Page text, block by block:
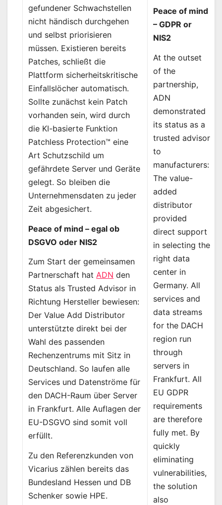
gefundener Schwachstellen
nicht händisch durchgehen
und selbst priorisieren
müssen. Existieren bereits
Patches, schließt die
Plattform sicherheitskritische
Einfallslöcher automatisch.
Sollte zunächst kein Patch
vorhanden sein, wird durch
die KI-basierte Funktion
Patchless Protection™ eine
Art Schutzschild um
gefährdete Server und Geräte
gelegt. So bleiben die
Unternehmensdaten zu jeder
Zeit abgesichert.
Peace of mind – egal ob
DSGVO oder NIS2
Zum Start der gemeinsamen
Partnerschaft hatADN den
Status als Trusted Advisor in
Richtung Hersteller bewiesen:
Der Value Add Distributor
unterstützte direkt bei der
Wahl des passenden
Rechenzentrums mit Sitz in
Deutschland. So laufen alle
Services und Datenströme für
den DACH-Raum über Server
in Frankfurt. Alle Auflagen der
EU-DSGVO sind somit voll
erfüllt.
Zu den Referenzkunden von
Vicarius zählen bereits das
Bundesland Hessen und DB
Schenker sowie HPE.
Peace of mind
– GDPR or
NIS2
At the outset
of the
partnership,
ADN
demonstrated
its status as a
trusted advisor
to
manufacturers:
The value-
added
distributor
provided
direct support
in selecting the
right data
center in
Germany. All
services and
data streams
for the DACH
region run
through
servers in
Frankfurt. All
EU GDPR
requirements
are therefore
fully met. By
quickly
eliminating
vulnerabilities,
the solution
also